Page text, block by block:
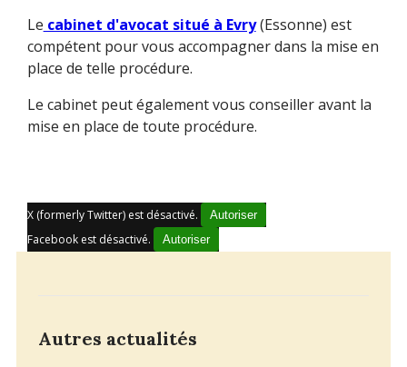
Le cabinet d'avocat situé à Evry(Essonne) est
compétent pour vous accompagner dans la mise en
place de telle procédure.
Le cabinet peut également vous conseiller avant la
mise en place de toute procédure.
X (formerly Twitter) est désactivé. Autoriser
Facebook est désactivé. Autoriser
Autres actualités